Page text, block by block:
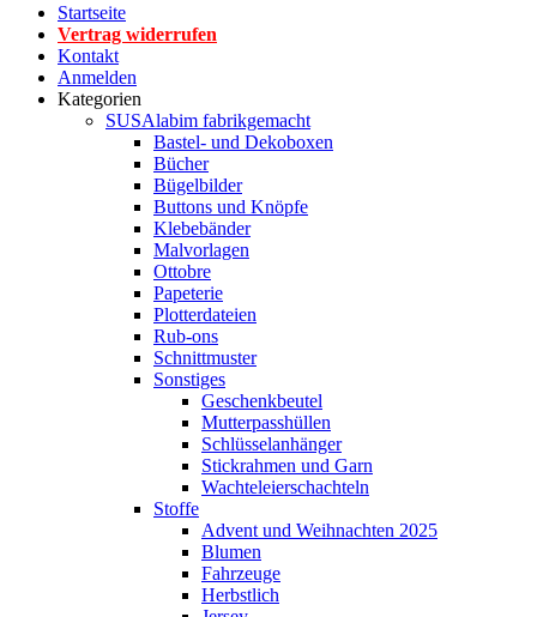
Startseite
Vertrag widerrufen
Kontakt
Anmelden
Kategorien
SUSAlabim fabrikgemacht
Bastel- und Dekoboxen
Bücher
Bügelbilder
Buttons und Knöpfe
Klebebänder
Malvorlagen
Ottobre
Papeterie
Plotterdateien
Rub-ons
Schnittmuster
Sonstiges
Geschenkbeutel
Mutterpasshüllen
Schlüsselanhänger
Stickrahmen und Garn
Wachteleierschachteln
Stoffe
Advent und Weihnachten 2025
Blumen
Fahrzeuge
Herbstlich